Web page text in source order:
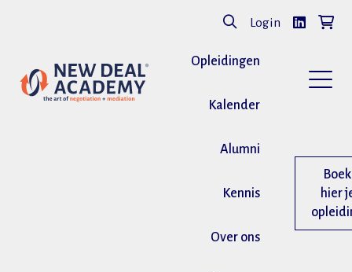
Login
Opleidingen
Kalender
Alumni
Kennis
Over ons
Boek
hier